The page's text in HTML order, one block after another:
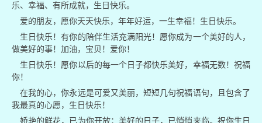
乐、幸福、有所成就，生日快乐。
爱的朋友，愿你天天快乐，年年好运，一生幸福！生日快乐。
生日快乐！有你的陪伴生活充满阳光！愿你成为一个美好的人，
做美好的事！加油，宝贝！爱你！
生日快乐！愿你以后的每一个日子都快乐美好，幸福无数！祝福
你！
在我的心，你永远是可爱又美丽，短短几句祝福语句，且包含了
我最真的心愿，生日快乐！
娇艳的鲜花，已为你开放；美好的日子，已悄悄来临。祝你生日